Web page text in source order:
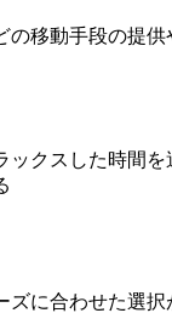
移動手段の提
クスした時間
に合わせた選択